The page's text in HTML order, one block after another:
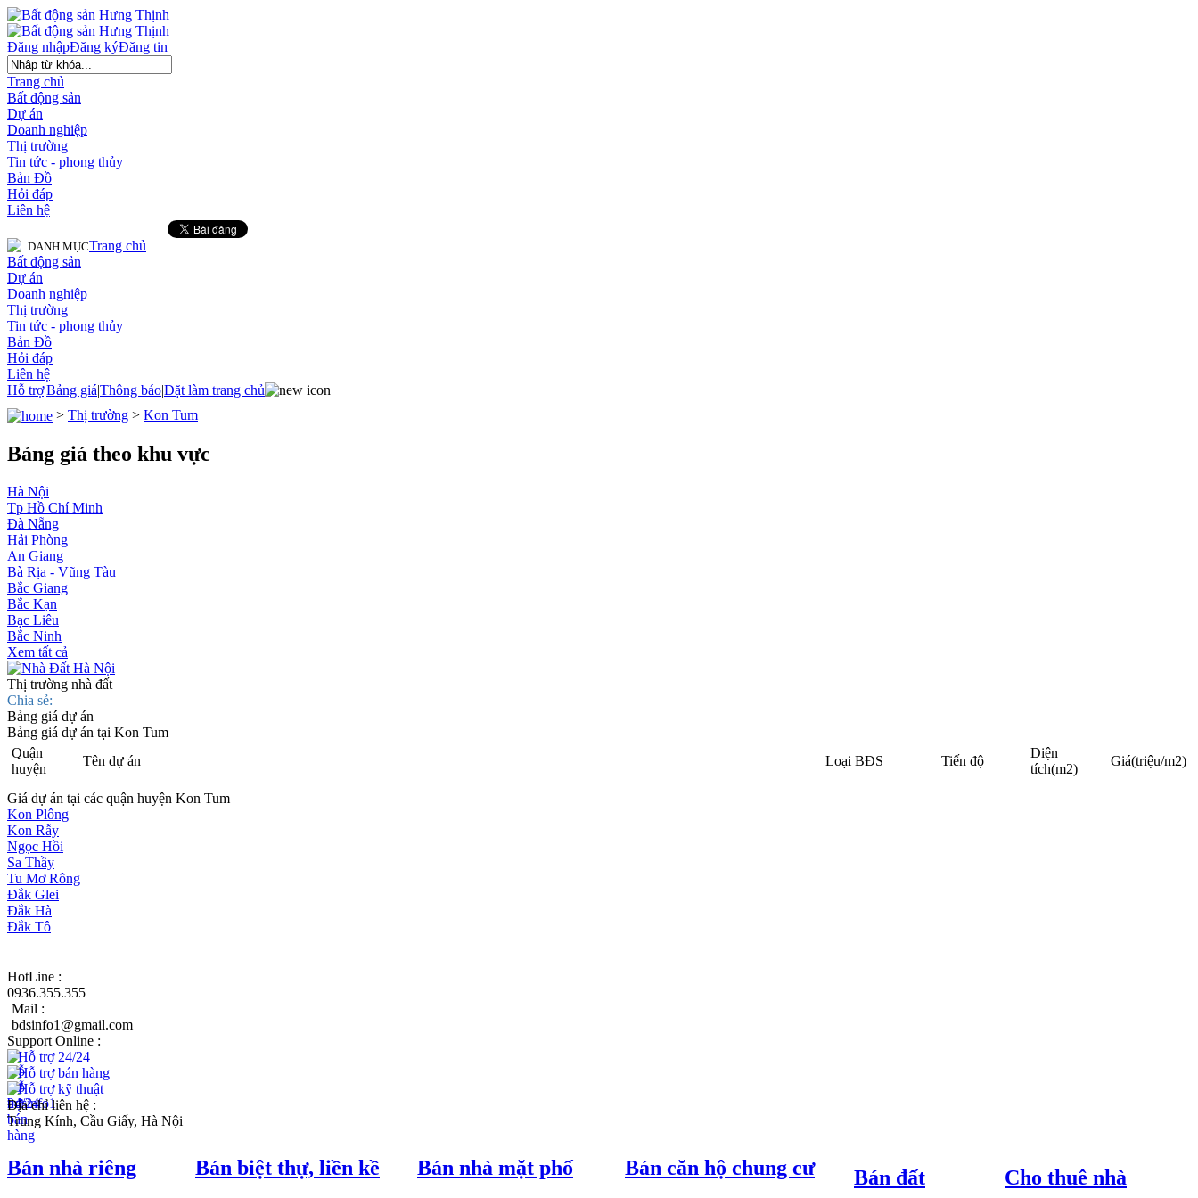
Đăng ký
Đăng nhập Đăng tin
Trang chủ
Bất động sản
Dự án
Doanh nghiệp
Thị trường
Tin tức - phong thủy
Bản Đồ
Hỏi đáp
Liên hệ
DANH MỤCTrang chủ
Bất động sản
Dự án
Doanh nghiệp
Thị trường
Tin tức - phong thủy
Bản Đồ
Hỏi đáp
Liên hệ
Hỗ trợ|Bảng giá|Thông báo|Đặt làm trang chủ
> Thị trường > Kon Tum
Bảng giá theo khu vực
Hà Nội
Tp Hồ Chí Minh
Đà Nẵng
Hải Phòng
An Giang
Bà Rịa - Vũng Tàu
Bắc Giang
Bắc Kạn
Bạc Liêu
Bắc Ninh
Xem tất cả
Thị trường nhà đất
Chia sẻ:
Bảng giá dự án
Bảng giá dự án tại Kon Tum
Quận
huyện
Tên dự án Loại BĐS Tiến độ
Diện
tích(m2)
Giá(triệu/m2)
Giá dự án tại các quận huyện Kon Tum
Kon Plông
Kon Rẫy
Ngọc Hồi
Sa Thầy
Tu Mơ Rông
Đắk Glei
Đắk Hà
Đắk Tô
HotLine :
0936.355.355
Mail :
bdsinfo1@gmail.com
Support Online :
Hỗ trợ 24/24
Hỗ trợ bán hàng
Hỗ trợ kỹ thuật
Địa chỉ liên hệ :
Trung Kính, Cầu Giấy, Hà Nội
Bán nhà riêng Bán biệt thự, liền kề Bán nhà mặt phố Bán căn hộ chung cư Bán đất Cho thuê nhà